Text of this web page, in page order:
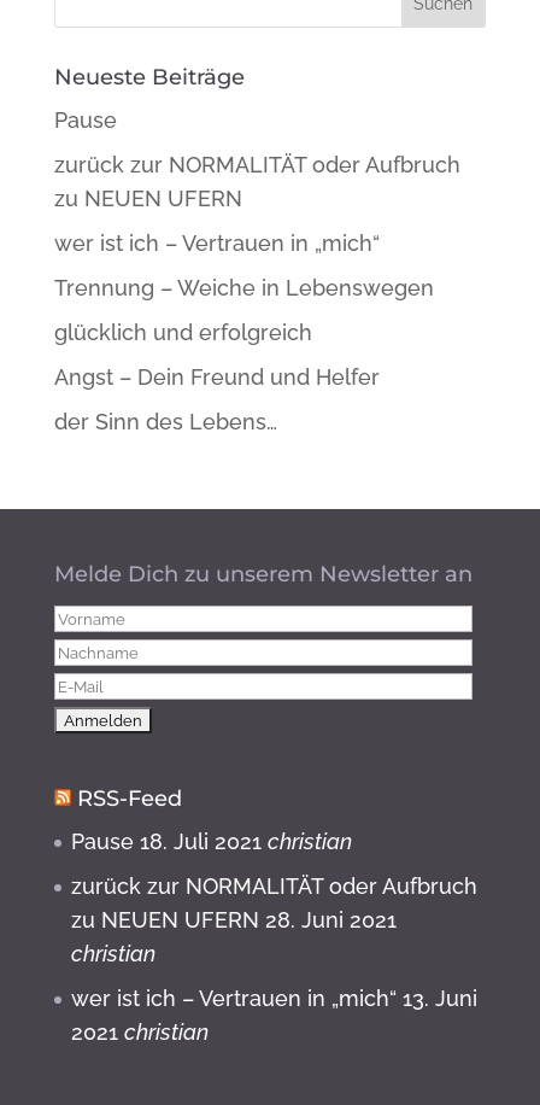
Neueste Beiträge
Pause
zurück zur NORMALITÄT oder Aufbruch
zu NEUEN UFERN
wer ist ich – Vertrauen in „mich“
Trennung – Weiche in Lebenswegen
glücklich und erfolgreich
Angst – Dein Freund und Helfer
der Sinn des Lebens…
Melde Dich zu unserem Newsletter an
RSS-Feed
Pause 18. Juli 2021 christian
zurück zur NORMALITÄT oder Aufbruch
zu NEUEN UFERN 28. Juni 2021
christian
wer ist ich – Vertrauen in „mich“ 13. Juni
2021 christian